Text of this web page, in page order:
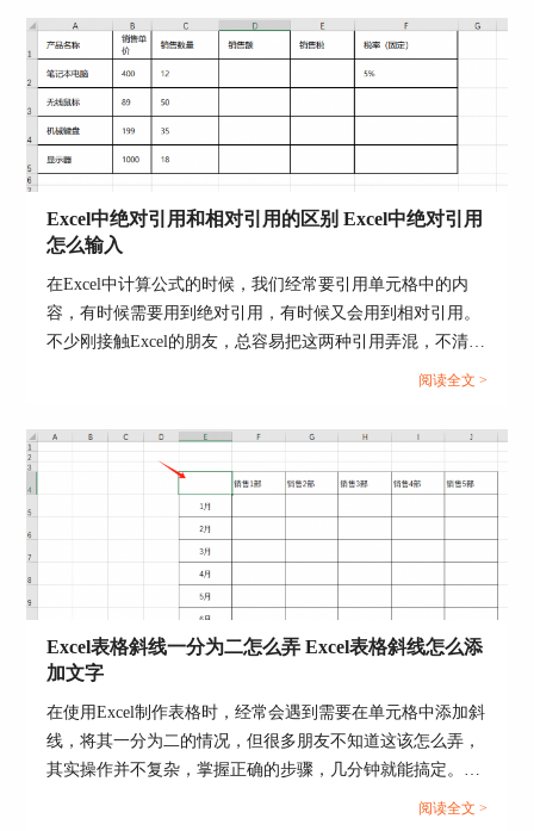
整画面显示区域的大小；使用上方工具栏中的各项
命令，还可以调整视频的颜色、框架、样式等内
容。
图4：编辑视频
4.库存视频
图5所展示的，是通过“库存”方式导入视频的页
面，这些大多是Microsoft网页上的视频，通过订阅
就能解锁和使用。
Excel中绝对引用和相对引用的区别 Excel中绝对引用
怎么输入
在Excel中计算公式的时候，我们经常要引用单元格中的内
容，有时候需要用到绝对引用，有时候又会用到相对引用。
不少刚接触Excel的朋友，总容易把这两种引用弄混，不清楚
该在什么情况下使用绝对引用或者相对引用。那么今天我们
Excel中绝对引用怎么输入的相关内容。...
阅读全文 >
Excel表格斜线一分为二怎么弄 Excel表格斜线怎么添
加文字
在使用Excel制作表格时，经常会遇到需要在单元格中添加斜
线，将其一分为二的情况，但很多朋友不知道这该怎么弄，
其实操作并不复杂，掌握正确的步骤，几分钟就能搞定。下
面就为大家详细介绍Excel表格斜线一分为二怎么弄，Excel
阅读全文 >